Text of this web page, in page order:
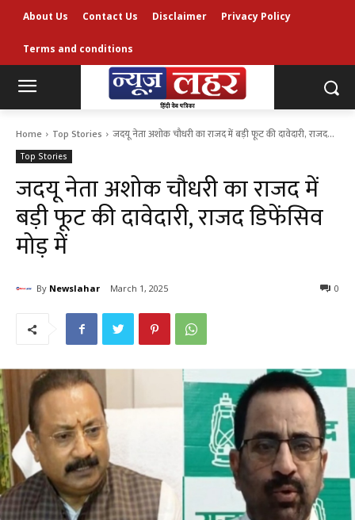
About Us Contact Us Disclaimer Privacy Policy
Terms and conditions
Home Top Stories जदयू नेता अशोक चौधरी का राजद में बड़ी फूट की दावेदारी, राजद...
Top Stories
जदयू नेता अशोक चौधरी का राजद में
बड़ी फूट की दावेदारी, राजद डिफेंसिव
मोड़ में
By Newslahar March 1, 2025 0